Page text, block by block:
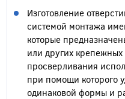
Изготовление
системой монтажа
которые
или других
просверливания
при помощи которого
одинаковой формы и